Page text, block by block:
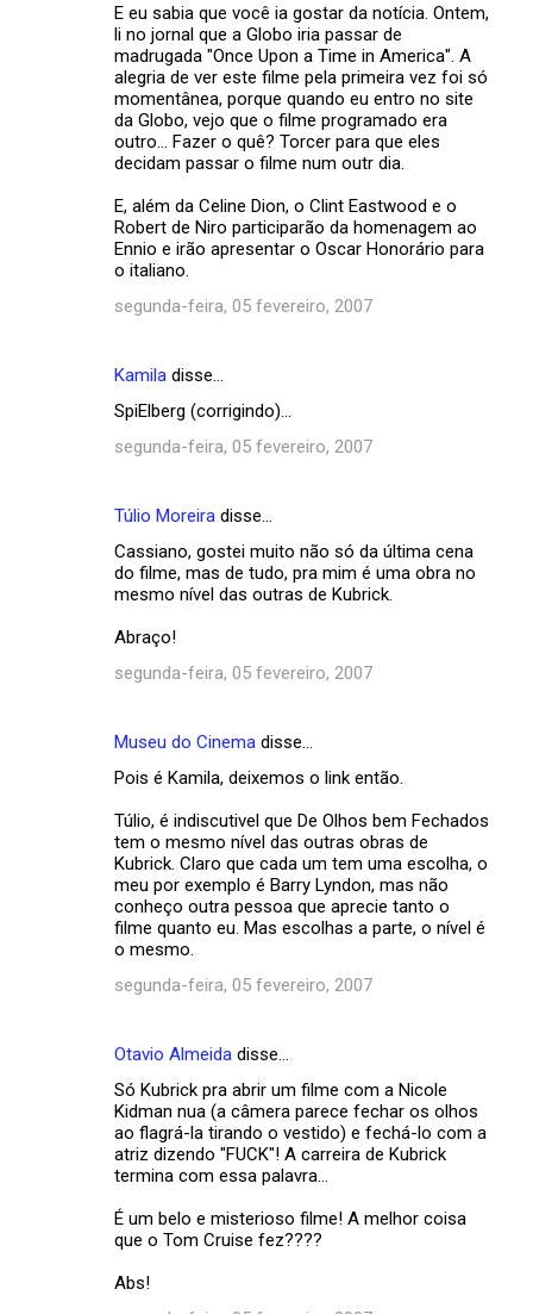
E eu sabia que você ia gostar da notícia. Ontem,
li no jornal que a Globo iria passar de
madrugada "Once Upon a Time in America". A
alegria de ver este filme pela primeira vez foi só
momentânea, porque quando eu entro no site
da Globo, vejo que o filme programado era
outro... Fazer o quê? Torcer para que eles
decidam passar o filme num outr dia.
E, além da Celine Dion, o Clint Eastwood e o
Robert de Niro participarão da homenagem ao
Ennio e irão apresentar o Oscar Honorário para
o italiano.
segunda-feira, 05 fevereiro, 2007
Kamila disse…
SpiElberg (corrigindo)...
segunda-feira, 05 fevereiro, 2007
Túlio Moreira disse…
Cassiano, gostei muito não só da última cena
do filme, mas de tudo, pra mim é uma obra no
mesmo nível das outras de Kubrick.
Abraço!
segunda-feira, 05 fevereiro, 2007
Museu do Cinema disse…
Pois é Kamila, deixemos o link então.
Túlio, é indiscutivel que De Olhos bem Fechados
tem o mesmo nível das outras obras de
Kubrick. Claro que cada um tem uma escolha, o
meu por exemplo é Barry Lyndon, mas não
conheço outra pessoa que aprecie tanto o
filme quanto eu. Mas escolhas a parte, o nível é
o mesmo.
segunda-feira, 05 fevereiro, 2007
Otavio Almeida disse…
Só Kubrick pra abrir um filme com a Nicole
Kidman nua (a câmera parece fechar os olhos
ao flagrá-la tirando o vestido) e fechá-lo com a
atriz dizendo "FUCK"! A carreira de Kubrick
termina com essa palavra...
É um belo e misterioso filme! A melhor coisa
que o Tom Cruise fez????
Abs!